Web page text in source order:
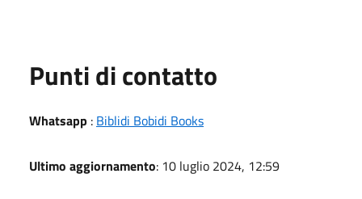
Punti di contatto
Whatsapp : Biblidi Bobidi Books
Ultimo aggiornamento: 10 luglio 2024, 12:59